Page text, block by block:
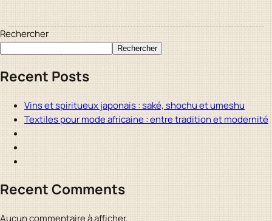
Rechercher
Rechercher
Recent Posts
Vins et spiritueux japonais : saké, shochu et umeshu
Textiles pour mode africaine : entre tradition et modernité
Recent Comments
Aucun commentaire à afficher.